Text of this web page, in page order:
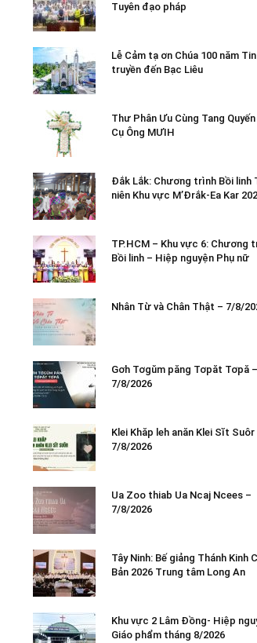
Tuyên đạo pháp
Lễ Cảm tạ ơn Chúa 100 năm
truyền đến Bạc Liêu
Thư Phân Ưu Cùng Tang Quyến
Cụ Ông MƯIH
Đắk Lắk: Chương trình Bồi linh
niên Khu vực M’Đrắk-Ea Kar
TP.HCM – Khu vực 6: Chương
Bồi linh – Hiệp nguyện Phụ nữ
Nhân Từ và Chân Thật – 7/8/
Gơh Tơgŭm păng Tơpăt Tơpă –
7/8/2026
Klei Khăp leh anăn Klei Sĭt Suôr
7/8/2026
Ua Zoo thiab Ua Ncaj Ncees –
7/8/2026
Tây Ninh: Bế giảng Thánh Kinh
Bản 2026 Trung tâm Long An
Khu vực 2 Lâm Đồng- Hiệp
Giáo phẩm tháng 8/2026